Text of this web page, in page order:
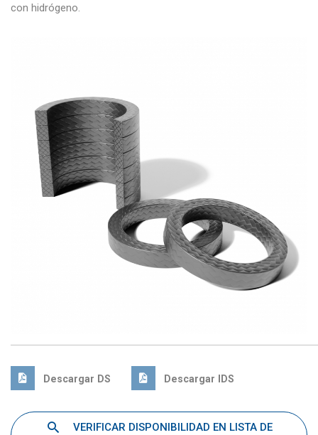
con hidrógeno.
Descargar DS Descargar IDS
VERIFICAR DISPONIBILIDAD EN LISTA DE